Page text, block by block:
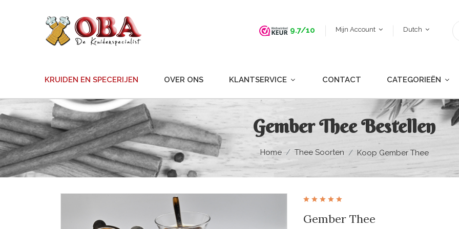
9.7/10 Mijn Account Dutch
KRUIDEN EN SPECERIJEN OVER ONS KLANTSERVICE CONTACT CATEGORIEËN
Gember Thee Bestellen
Home Thee Soorten Koop Gember Thee
Gember Thee